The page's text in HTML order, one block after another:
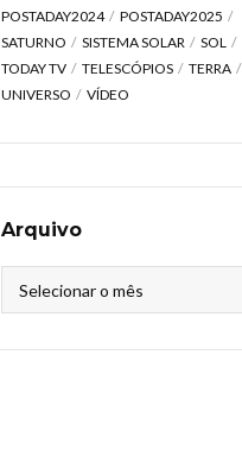
POSTADAY2024
POSTADAY2025
SATURNO
SISTEMA SOLAR SOL
TODAY TV
TELESCÓPIOS
TERRA
UNIVERSO
VÍDEO
Arquivo